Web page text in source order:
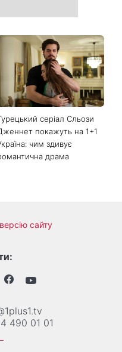
Run for Freedom 2026:
стартувала реєстрація на
благодійний забіг KSE за
участі Тімоті Снайдера